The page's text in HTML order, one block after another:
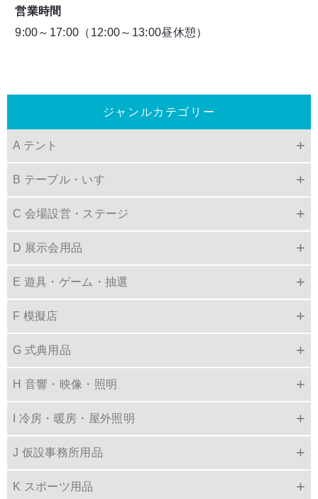
ジャンルカテゴリー
A テント
B テーブル・いす
C 会場設営・ステージ
D 展示会用品
E 遊具・ゲーム・抽選
F 模擬店
G 式典用品
H 音響・映像・照明
I 冷房・暖房・屋外照明
J 仮設事務所用品
K スポーツ用品
営業時間
9:00～17:00（12:00～13:00昼休憩）